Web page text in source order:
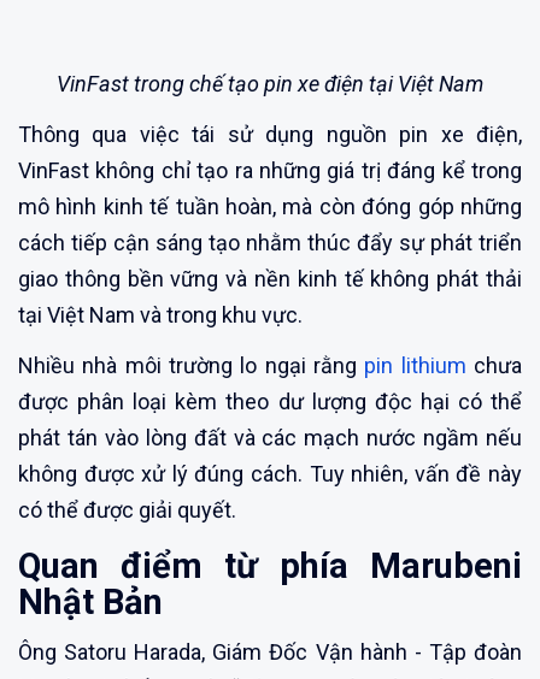
VinFast trong chế tạo pin xe điện tại Việt Nam
Thông qua việc tái sử dụng nguồn pin xe điện,
VinFast không chỉ tạo ra những giá trị đáng kể trong
mô hình kinh tế tuần hoàn, mà còn đóng góp những
cách tiếp cận sáng tạo nhằm thúc đẩy sự phát triển
giao thông bền vững và nền kinh tế không phát thải
tại Việt Nam và trong khu vực.
Nhiều nhà môi trường lo ngại rằng pin lithium chưa
được phân loại kèm theo dư lượng độc hại có thể
phát tán vào lòng đất và các mạch nước ngầm nếu
không được xử lý đúng cách. Tuy nhiên, vấn đề này
có thể được giải quyết.
Quan điểm từ phía Marubeni
Nhật Bản
Ông Satoru Harada, Giám Đốc Vận hành - Tập đoàn